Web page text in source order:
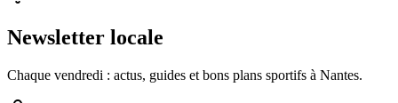
Newsletter locale
Chaque vendredi : actus, guides et bons plans sportifs à Nantes.